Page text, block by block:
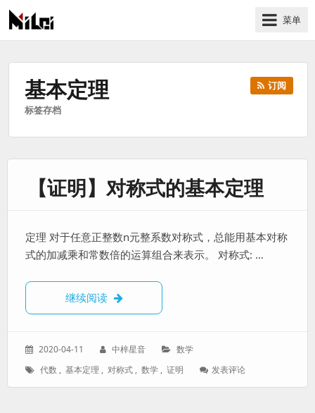
有
技
菜单
基本定理
标签存档
订阅
【证明】对称式的基本定理
定理 对于任意正整数n元整系数对称式，总能用基本对称
式的加减乘和常数倍的运算组合来表示。 对称式: …
继续阅读 【证明】对称式的基本定理
发
于：
2020-04-11
作
中梓星音
分
数学
标
代数 , 基本定理 , 对称式 , 数学 , 证明 发表评论: 【证